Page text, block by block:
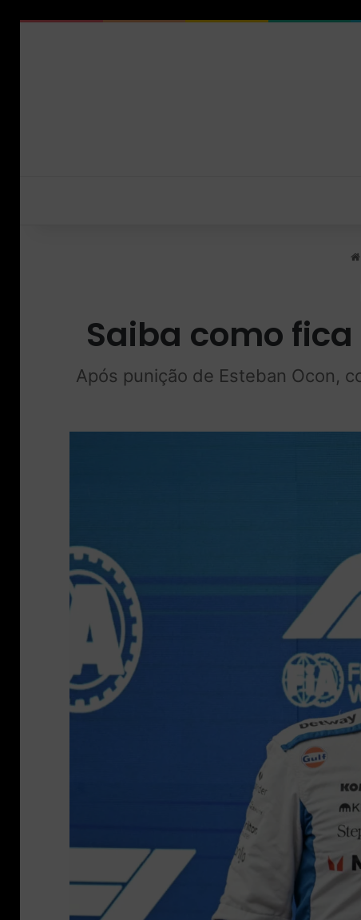
Saiba como
Após punição de Esteban Ocon,